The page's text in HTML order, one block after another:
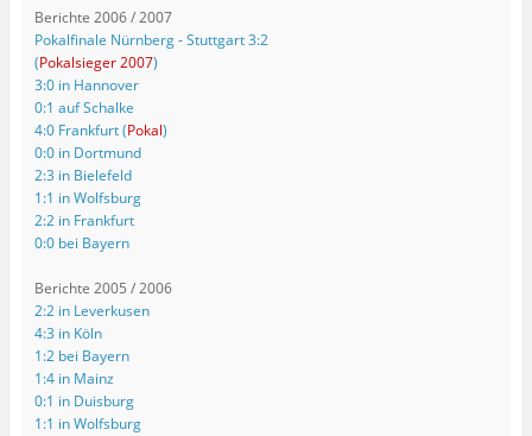
Berichte 2006 / 2007
Pokalfinale Nürnberg - Stuttgart 3:2
(Pokalsieger 2007)
3:0 in Hannover
0:1 auf Schalke
4:0 Frankfurt (Pokal)
0:0 in Dortmund
2:3 in Bielefeld
1:1 in Wolfsburg
2:2 in Frankfurt
0:0 bei Bayern
Berichte 2005 / 2006
2:2 in Leverkusen
4:3 in Köln
1:2 bei Bayern
1:4 in Mainz
0:1 in Duisburg
1:1 in Wolfsburg